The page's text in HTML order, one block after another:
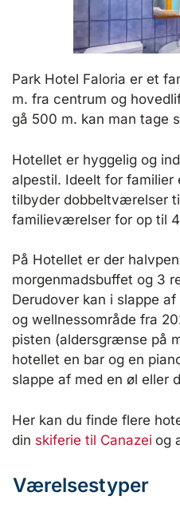
Park Hotel Faloria er et
m. fra centrum og
gå 500 m. kan man tage
Hotellet er hyggelig og
alpestil. Ideelt for familier
tilbyder dobbeltværelser
familieværelser for op til
På Hotellet er der
morgenmadsbuffet og 3
Derudover kan i slappe
og wellnessområde fra
pisten (aldersgrænse på
hotellet en bar og en
slappe af med en øl eller
Her kan du finde flere
din skiferie til Canazei og
Værelsestyper